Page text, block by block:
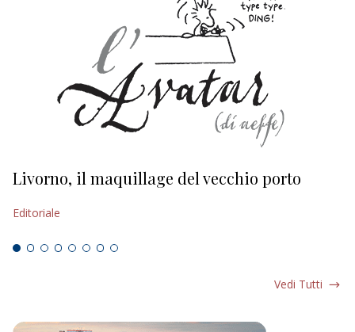
Livorno, il maquillage del vecchio porto
Editoriale
Vedi Tutti